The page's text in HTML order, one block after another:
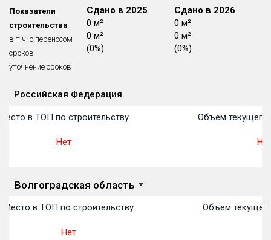
Показатели
строительства
в т.ч. с переносом
сроков
уточнение сроков
в 2024
м²
м²
Сдано в 2025
0 м²
0 м²
(0%)
Сдано в 2026
0 м²
0 м²
(0%)
Российская Федерация
в ТОП по строительству
Нет
Объем текущего
Нет
Волгоградская область
Место в ТОП по строительству
Нет
Объем